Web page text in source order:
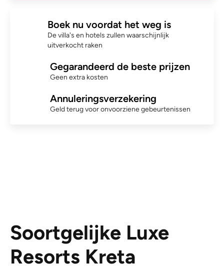
Boek nu voordat het weg is
De villa's en hotels zullen waarschijnlijk
uitverkocht raken
Gegarandeerd de beste prijzen
Geen extra kosten
Annuleringsverzekering
Geld terug voor onvoorziene gebeurtenissen
Soortgelijke Luxe
Resorts Kreta